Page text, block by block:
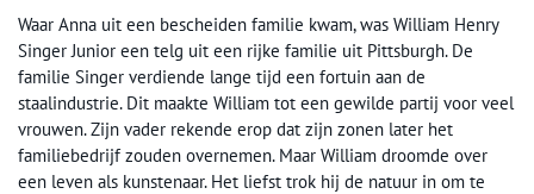
Waar Anna uit een bescheiden familie kwam, was William Henry
Singer Junior een telg uit een rijke familie uit Pittsburgh. De
familie Singer verdiende lange tijd een fortuin aan de
staalindustrie. Dit maakte William tot een gewilde partij voor veel
vrouwen. Zijn vader rekende erop dat zijn zonen later het
familiebedrijf zouden overnemen. Maar William droomde over
een leven als kunstenaar. Het liefst trok hij de natuur in om te